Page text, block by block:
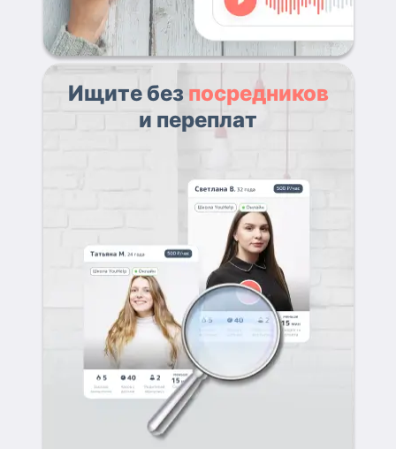
Ищите без посредников
и переплат